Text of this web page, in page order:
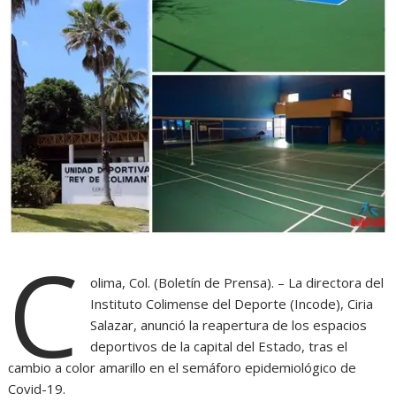
C
olima, Col. (Boletín de Prensa). – La directora del
Instituto Colimense del Deporte (Incode), Ciria
Salazar, anunció la reapertura de los espacios
deportivos de la capital del Estado, tras el
cambio a color amarillo en el semáforo epidemiológico de
Covid-19.